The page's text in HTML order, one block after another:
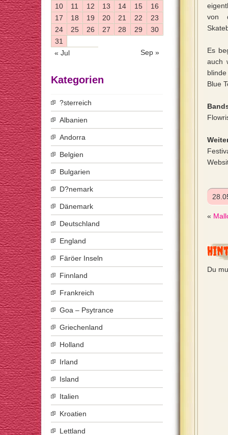
von
Es
auch
Blue
«
Du
« Jul Sep »
10
11 12 13 14 15
16
17
18 19 20 21 22
23
24
25 26 27 28 29
30
31
Kategorien
?sterreich
Albanien
Andorra
Belgien
Bulgarien
D?nemark
Dänemark
Deutschland
England
Färöer Inseln
Finnland
Frankreich
Goa – Psytrance
Griechenland
Holland
Irland
Island
Italien
Kroatien
Lettland